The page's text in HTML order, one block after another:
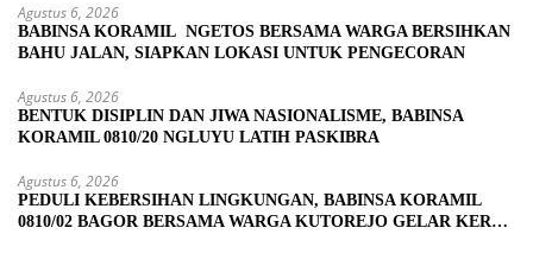
Agustus 6, 2026
BABINSA KORAMIL NGETOS BERSAMA WARGA BERSIHKAN
BAHU JALAN, SIAPKAN LOKASI UNTUK PENGECORAN
Agustus 6, 2026
BENTUK DISIPLIN DAN JIWA NASIONALISME, BABINSA
KORAMIL 0810/20 NGLUYU LATIH PASKIBRA
Agustus 6, 2026
PEDULI KEBERSIHAN LINGKUNGAN, BABINSA KORAMIL
0810/02 BAGOR BERSAMA WARGA KUTOREJO GELAR KERJA